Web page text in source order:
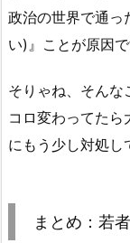
政治の世界で通っ
い)』ことが原因で
そりゃね、そんな
コロ変わってた
にもう少し対処し
まとめ：若